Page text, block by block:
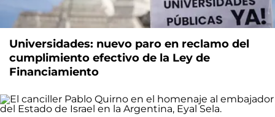
Universidades: nuevo paro en reclamo del
cumplimiento efectivo de la Ley de
Financiamiento